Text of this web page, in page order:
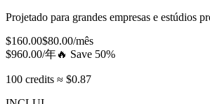
Projetado para grandes empresas e estúdios
$160.00$80.00/mês
$960.00/年🔥 Save 50%
100 credits ≈ $0.87